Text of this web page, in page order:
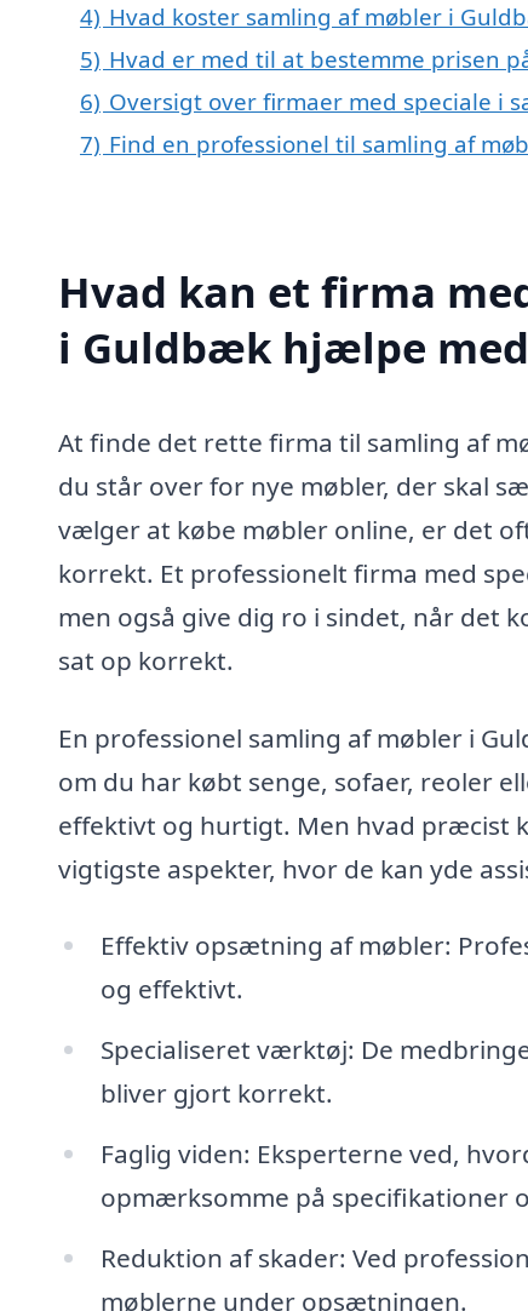
4) Hvad koster samling af møbler i
5) Hvad er med til at bestemme prisen
6) Oversigt over firmaer med speciale i
7) Find en professionel til samling af
Hvad kan et firma
i Guldbæk hjælpe
At finde det rette firma til samling af
du står over for nye møbler, der skal
vælger at købe møbler online, er det
korrekt. Et professionelt firma med
men også give dig ro i sindet, når det
sat op korrekt.
En professionel samling af møbler i
om du har købt senge, sofaer, reoler
effektivt og hurtigt. Men hvad præcist
vigtigste aspekter, hvor de kan yde
Effektiv opsætning af møbler:
og effektivt.
Specialiseret værktøj: De
bliver gjort korrekt.
Faglig viden: Eksperterne ved,
opmærksomme på specifikationer
Reduktion af skader: Ved
møblerne under opsætningen.